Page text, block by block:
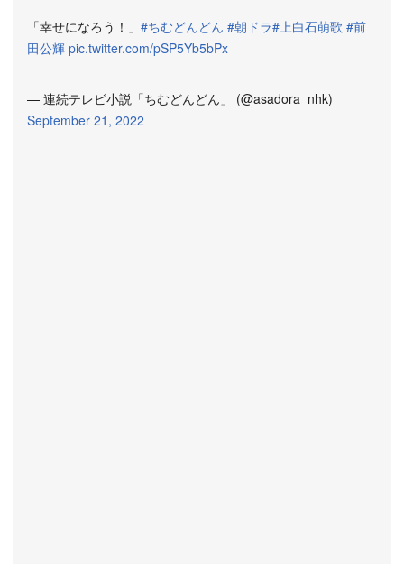
「幸せになろう！」 #ちむどんどん #朝ドラ#上白石萌歌 #前
田公輝 pic.twitter.com/pSP5Yb5bPx
— 連続テレビ小説「ちむどんどん」 (@asadora_nhk)
September 21, 2022